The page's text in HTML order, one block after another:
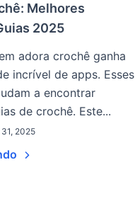
Melhores
2025
adora crochê ganha
incrível de apps. Esses
a encontrar
de crochê. Este...
31, 2025